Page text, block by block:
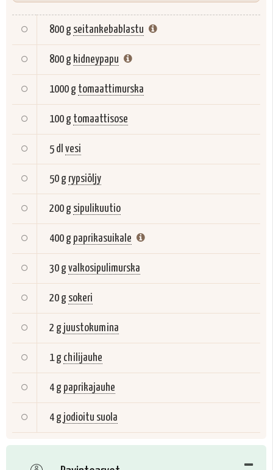
800 g seitankebablastu
800 g kidneypapu
1000 g tomaattimurska
100 g tomaattisose
5 dl vesi
50 g rypsiöljy
200 g sipulikuutio
400 g paprikasuikale
30 gvalkosipulimurska
20 g sokeri
2 g juustokumina
1 g chilijauhe
4 g paprikajauhe
4 g jodioitu suola